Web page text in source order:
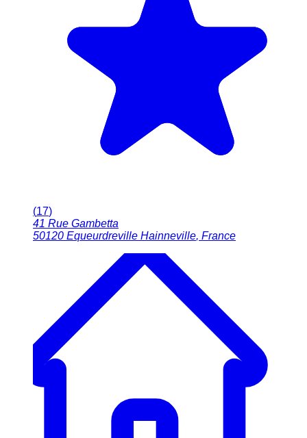
(17)
41 Rue Gambetta
50120 Equeurdreville Hainneville, France